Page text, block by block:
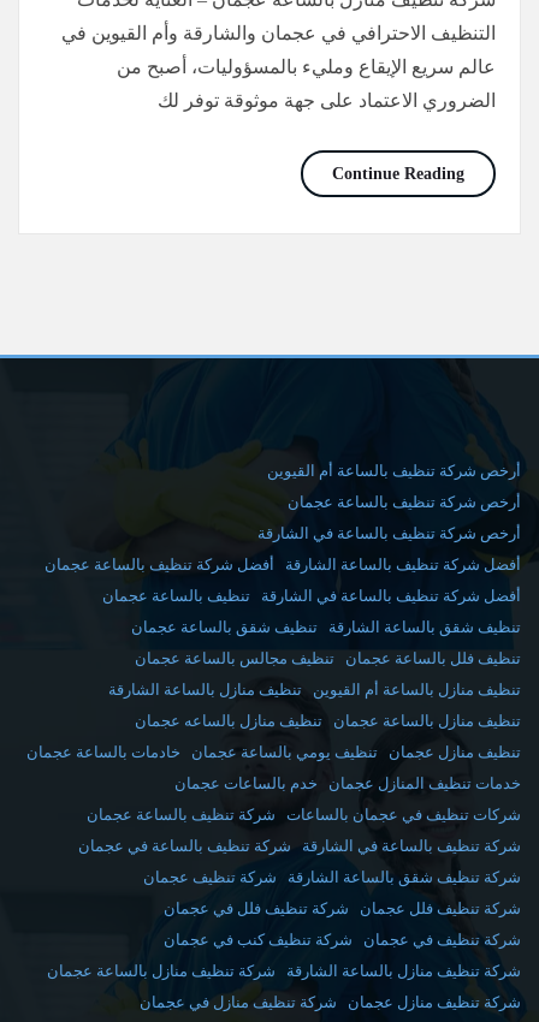
التنظيف الاحترافي في عجمان والشارقة وأم القيوين في
عالم سريع الإيقاع ومليء بالمسؤوليات، أصبح من
الضروري الاعتماد على جهة موثوقة توفر لك
Continue Readingشركة تنظيف منازل بالساعة عجمان/0565736207
أرخص شركة تنظيف بالساعة أم القيوين
أرخص شركة تنظيف بالساعة عجمان
أرخص شركة تنظيف بالساعة في الشارقة
أفضل شركة تنظيف بالساعة الشارقة
أفضل شركة تنظيف بالساعة عجمان
أفضل شركة تنظيف بالساعة في الشارقة
تنظيف بالساعة عجمان
تنظيف شقق بالساعة الشارقة
تنظيف شقق بالساعة عجمان
تنظيف فلل بالساعة عجمان
تنظيف مجالس بالساعة عجمان
تنظيف منازل بالساعة أم القيوين
تنظيف منازل بالساعة الشارقة
تنظيف منازل بالساعة عجمان
تنظيف منازل بالساعه عجمان
تنظيف منازل عجمان
تنظيف يومي بالساعة عجمان
خادمات بالساعة عجمان
خدمات تنظيف المنازل عجمان
خدم بالساعات عجمان
شركات تنظيف في عجمان بالساعات
شركة تنظيف بالساعة عجمان
شركة تنظيف بالساعة في الشارقة
شركة تنظيف بالساعة في عجمان
شركة تنظيف شقق بالساعة الشارقة
شركة تنظيف عجمان
شركة تنظيف فلل عجمان
شركة تنظيف فلل في عجمان
شركة تنظيف في عجمان
شركة تنظيف كنب في عجمان
شركة تنظيف منازل بالساعة الشارقة
شركة تنظيف منازل بالساعة عجمان
شركة تنظيف منازل عجمان
شركة تنظيف منازل في عجمان